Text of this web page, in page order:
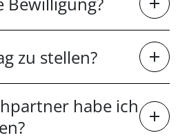
zu stellen?
habe ich